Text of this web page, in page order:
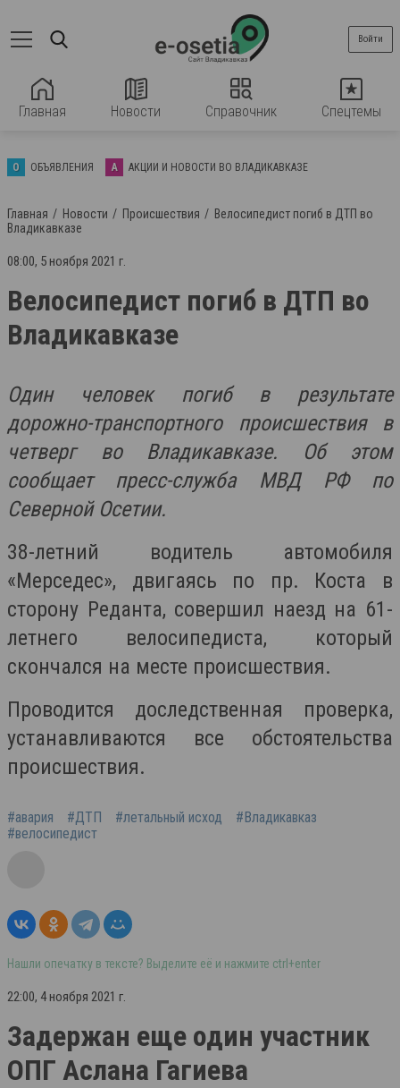
Главная Новости Справочник Спецтемы
Войти
О ОБЪЯВЛЕНИЯ А АКЦИИ И НОВОСТИ ВО ВЛАДИКАВКАЗЕ
Главная Новости Происшествия
Велосипедист погиб в ДТП во
Владикавказе
08:00, 5 ноября 2021 г.
Велосипедист погиб в ДТП во
Владикавказе
Один человек погиб в результате
дорожно-транспортного происшествия в
четверг во Владикавказе. Об этом
сообщает пресс-служба МВД РФ по
Северной Осетии.
38-летний водитель автомобиля
«Мерседес», двигаясь по пр. Коста в
сторону Реданта, совершил наезд на 61-
летнего велосипедиста, который
скончался на месте происшествия.
Проводится доследственная проверка,
устанавливаются все обстоятельства
происшествия.
#авария #ДТП #летальный исход
#Владикавказ
#велосипедист
Нашли опечатку в тексте? Выделите её и нажмите ctrl+enter
22:00, 4 ноября 2021 г.
Задержан еще один участник
ОПГ Аслана Гагиева